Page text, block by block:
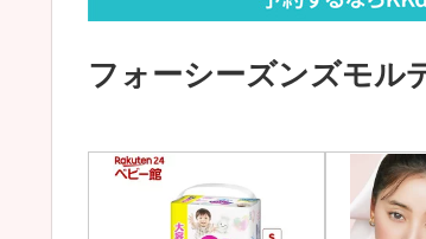
フォーシーズンズモル